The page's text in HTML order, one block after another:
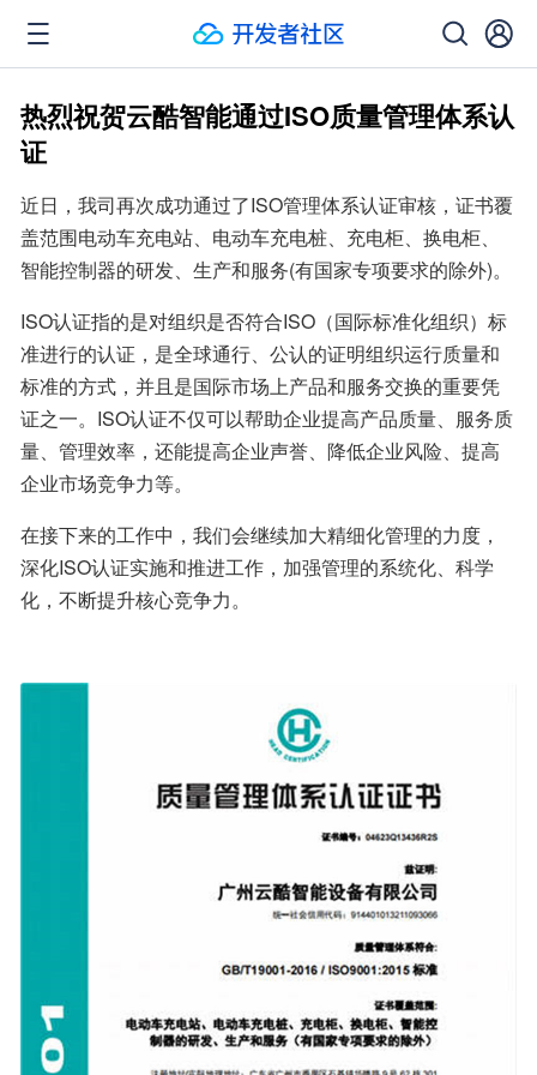
热烈祝贺云酷智能通过ISO质量管理体系认
证
近日，我司再次成功通过了ISO管理体系认证审核，证书覆
盖范围电动车充电站、电动车充电桩、充电柜、换电柜、
智能控制器的研发、生产和服务(有国家专项要求的除外)。
ISO认证指的是对组织是否符合ISO（国际标准化组织）标
准进行的认证，是全球通行、公认的证明组织运行质量和
标准的方式，并且是国际市场上产品和服务交换的重要凭
证之一。ISO认证不仅可以帮助企业提高产品质量、服务质
量、管理效率，还能提高企业声誉、降低企业风险、提高
企业市场竞争力等。
在接下来的工作中，我们会继续加大精细化管理的力度，
深化ISO认证实施和推进工作，加强管理的系统化、科学
化，不断提升核心竞争力。